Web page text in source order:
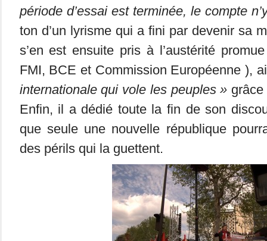
période d’essai est terminée, le compte
ton d’un lyrisme qui a fini par devenir sa
s’en est ensuite pris à l’austérité
FMI, BCE et Commission Européenne ),
internationale qui vole les peuples »
Enfin, il a dédié toute la fin de son
que seule une nouvelle république
des périls qui la guettent.